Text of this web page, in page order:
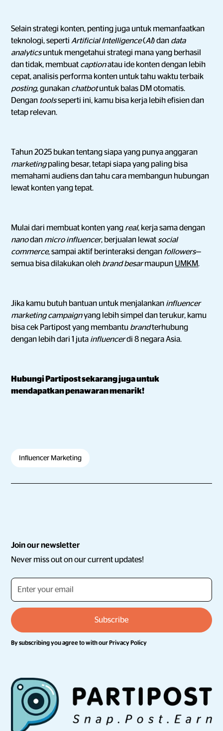
Selain strategi konten, penting juga untuk memanfaatkan
teknologi, seperti Artificial Intelligence(AI) dan data
analyticsuntuk mengetahui strategi mana yang berhasil
dan tidak, membuat captionatau ide konten dengan lebih
cepat, analisis performa konten untuk tahu waktu terbaik
posting, gunakan chatbotuntuk balas DM otomatis.
Dengan toolsseperti ini, kamu bisa kerja lebih efisien dan
tetap relevan.
Tahun 2025 bukan tentang siapa yang punya anggaran
marketingpaling besar, tetapi siapa yang paling bisa
memahami audiens dan tahu cara membangun hubungan
lewat konten yang tepat.
Mulai dari membuat konten yang real, kerja sama dengan
nanodan micro influencer, berjualan lewat social
commerce, sampai aktif berinteraksi dengan followers—
semua bisa dilakukan oleh brand besarmaupun UMKM.
Jika kamu butuh bantuan untuk menjalankan influencer
marketing campaignyang lebih simpel dan terukur, kamu
bisa cek Partipost yang membantu brandterhubung
dengan lebih dari 1 juta influencerdi 8 negara Asia.
Hubungi Partipost sekarang juga untuk
mendapatkan penawaran menarik!
Influencer Marketing
Join our newsletter
Never miss out on our current updates!
By subscribing you agree to with ourPrivacy Policy